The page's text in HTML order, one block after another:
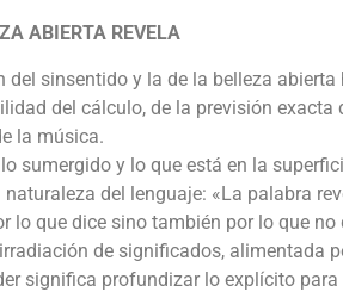
ABIERTA REVELA
del sinsentido y la de la belleza
del cálculo, de la previsión
la música.
sumergido y lo que está en la
del lenguaje: «La palabra
lo que dice sino también por lo que
de significados, alimentada
significa profundizar lo explícito